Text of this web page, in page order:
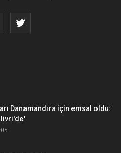
Danamandıra için emsal oldu: